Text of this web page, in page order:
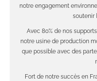
notre engagement
soutenir
Avec 80% de nos
notre usine de production
que possible avec des
Fort de notre succès en